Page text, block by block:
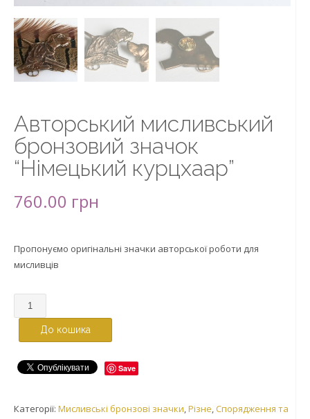
Авторський мисливський
бронзовий значок
“Німецький курцхаар”
760.00 грн
Пропонуємо оригінальні значки авторської роботи для
мисливців
До кошика
Save
Категорії: Мисливські бронзові значки,Різне,Спорядження та